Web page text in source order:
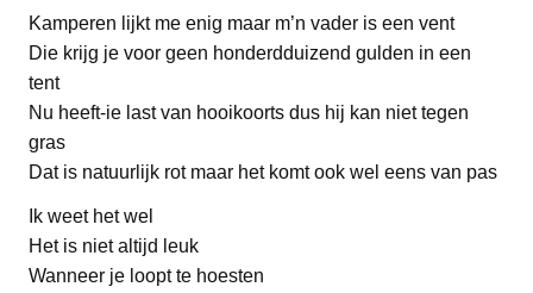
Kamperen lijkt me enig maar m’n vader is een vent
Die krijg je voor geen honderdduizend gulden in een
tent
Nu heeft-ie last van hooikoorts dus hij kan niet tegen
gras
Dat is natuurlijk rot maar het komt ook wel eens van pas
Ik weet het wel
Het is niet altijd leuk
Wanneer je loopt te hoesten